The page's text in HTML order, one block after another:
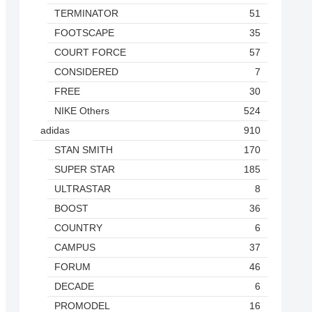
TERMINATOR
51
FOOTSCAPE
35
COURT FORCE
57
CONSIDERED
7
FREE
30
NIKE Others
524
adidas
910
STAN SMITH
170
SUPER STAR
185
ULTRASTAR
8
BOOST
36
COUNTRY
6
CAMPUS
37
FORUM
46
DECADE
6
PROMODEL
16